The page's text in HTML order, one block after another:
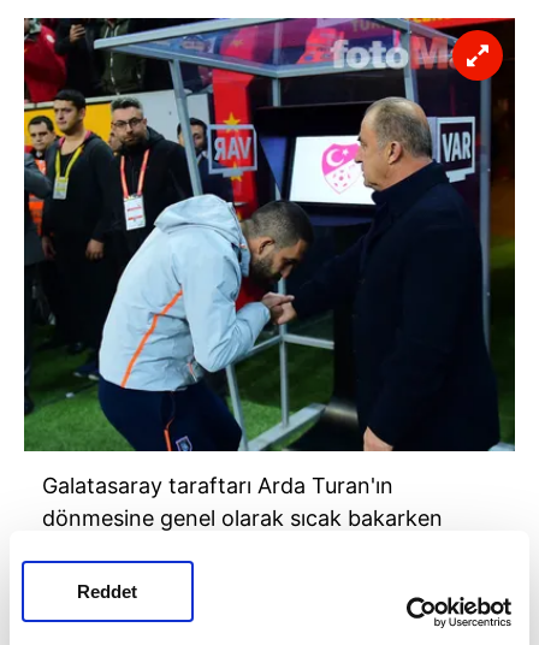
Reddet
Galatasaray taraftarı Arda Turan'ın
dönmesine genel olarak sıcak bakarken
istemeyen taraftarlar da var.